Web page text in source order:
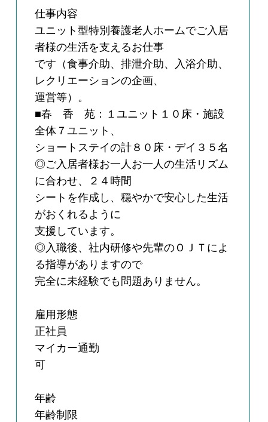
仕事内容
ユニット型特別養護老人ホームでご入居
者様の生活を支えるお仕事
です（食事介助、排泄介助、入浴介助、
レクリエーションの企画、
運営等）。
■春 香 苑：１ユニット１０床・施設
全体７ユニット、
ショートステイの計８０床・デイ３５名
◎ご入居者様お一人お一人の生活リズム
に合わせ、２４時間
シートを作成し、穏やかで安心した生活
がおくれるように
支援しています。
◎入職後、社内研修や先輩のＯＪＴによ
る指導がありますので
完全に未経験でも問題ありません。
雇用形態
正社員
マイカー通勤
可
年齢
年齢制限